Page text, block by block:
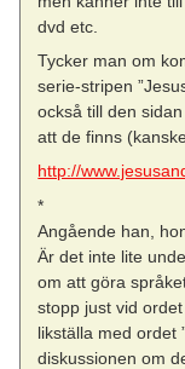
dvd etc.
Tycker man om
serie-stripen
också till den
att de finns
http://
*
Angående han,
Är det inte lite
om att göra
stopp just vid
likställa med ordet
diskussionen om